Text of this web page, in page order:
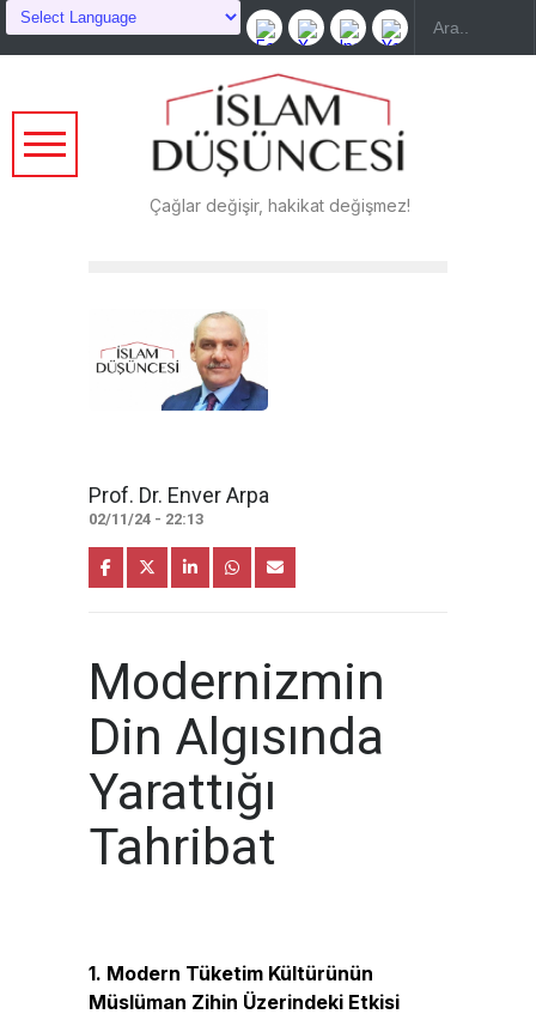
Çağlar değişir, hakikat değişmez!
Prof. Dr. Enver Arpa
02/11/24 - 22:13
Modernizmin
Din Algısında
Yarattığı
Tahribat
1. Modern Tüketim Kültürünün
Müslüman Zihin Üzerindeki Etkisi